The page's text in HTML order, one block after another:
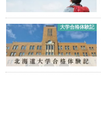
大学合格体験記